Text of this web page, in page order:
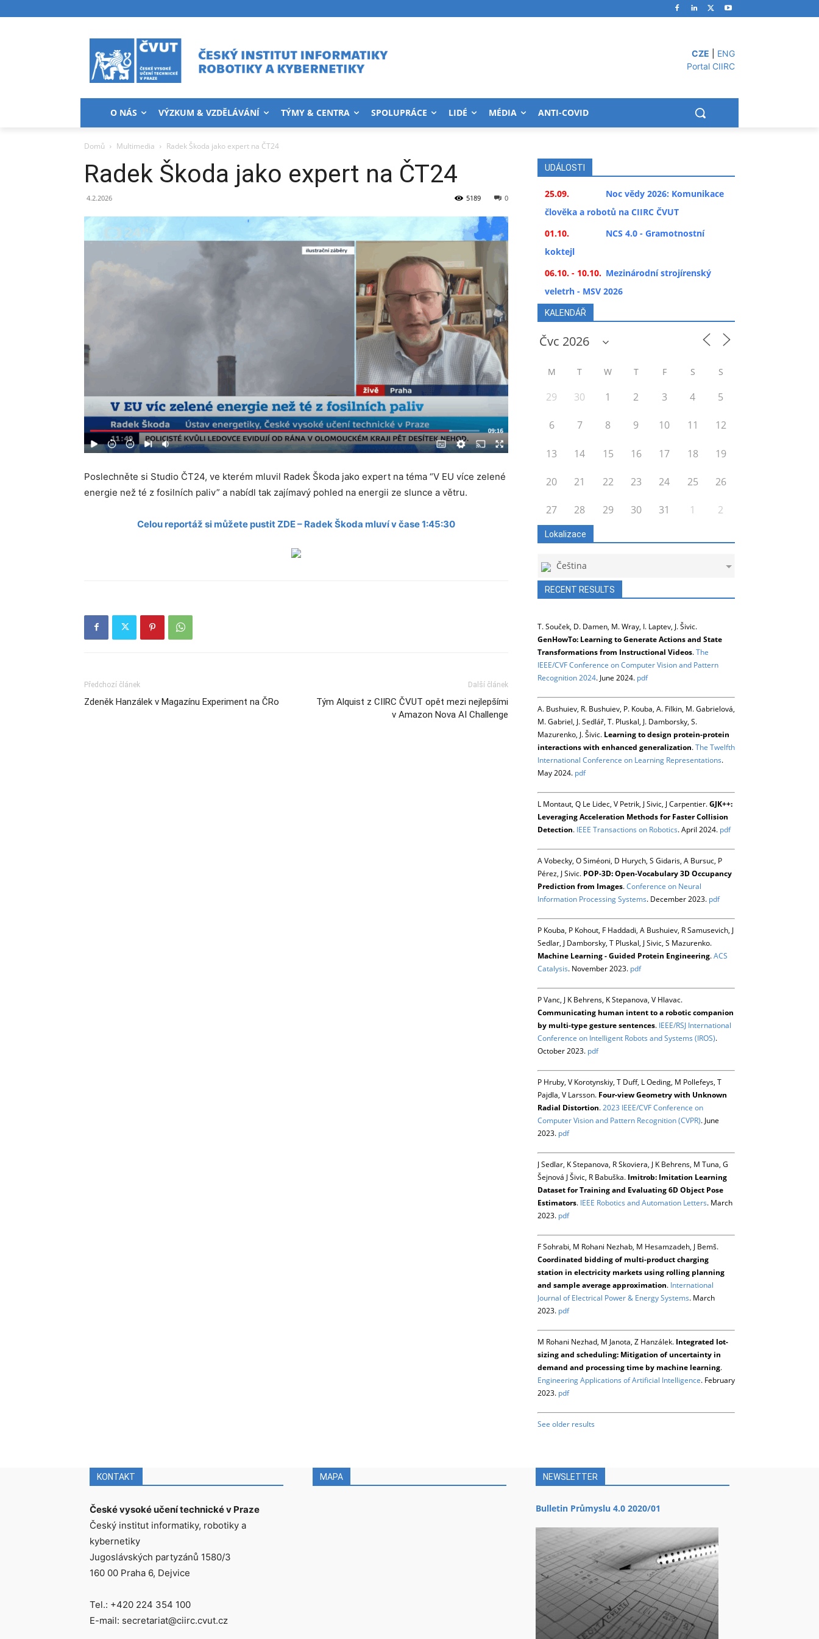
CZE
ENG
Portal CIIRC
O NÁS VÝZKUM & VZDĚLÁVÁNÍ TÝMY & CENTRA SPOLUPRÁCE LIDÉ MÉDIA ANTI-COVID
Domů Multimedia Radek Škoda jako expert na ČT24
Radek Škoda jako expert na ČT24
4.2.2026 0
5189
Poslechněte si Studio ČT24, ve kterém mluvil Radek Škoda jako expert na téma “V EU více zelené
energie než té z fosilních paliv” a nabídl tak zajímavý pohled na energii ze slunce a větru.
Celou reportáž si můžete pustit ZDE – Radek Škoda mluví v čase 1:45:30
Předchozí článek
Zdeněk Hanzálek v Magazínu Experiment na ČRo
Další článek
Tým Alquist z CIIRC ČVUT opět mezi nejlepšími
v Amazon Nova AI Challenge
UDÁLOSTI
25.09.
Noc vědy 2026: Komunikace
člověka a robotů na CIIRC ČVUT
01.10.
NCS 4.0 - Gramotnostní
koktejl
06.10. - 10.10. Mezinárodní strojírenský
veletrh - MSV 2026
KALENDÁŘ
M T W T F S S
29 30 1 2 3 4 5
6 7 8 9 10 11 12
13 14 15 16 17 18 19
20 21 22 23 24 25 26
27 28 29 30 31 1 2
Lokalizace
Čeština
RECENT RESULTS
T. Souček, D. Damen, M. Wray, I. Laptev, J. Šivic.
GenHowTo: Learning to Generate Actions and State
Transformations from Instructional Videos.The
IEEE/CVF Conference on Computer Vision and Pattern
Recognition 2024. June 2024. pdf
A. Bushuiev, R. Bushuiev, P. Kouba, A. Filkin, M. Gabrielová,
M. Gabriel, J. Sedlář, T. Pluskal, J. Damborsky, S.
Mazurenko, J. Šivic. Learning to design protein-protein
interactions with enhanced generalization.The Twelfth
International Conference on Learning Representations.
May 2024. pdf
L Montaut, Q Le Lidec, V Petrik, J Sivic, J Carpentier.GJK++:
Leveraging Acceleration Methods for Faster Collision
Detection. IEEE Transactions on Robotics. April 2024. pdf
A Vobecky, O Siméoni, D Hurych, S Gidaris, A Bursuc, P
Pérez, J Sivic. POP-3D: Open-Vocabulary 3D Occupancy
Prediction from Images.Conference on Neural
Information Processing Systems. December 2023. pdf
P Kouba, P Kohout, F Haddadi, A Bushuiev, R Samusevich, J
Sedlar, J Damborsky, T Pluskal, J Sivic, S Mazurenko.
Machine Learning - Guided Protein Engineering.ACS
Catalysis. November 2023. pdf
P Vanc, J K Behrens, K Stepanova, V Hlavac.
Communicating human intent to a robotic companion
by multi-type gesture sentences. IEEE/RSJ International
Conference on Intelligent Robots and Systems (IROS).
October 2023. pdf
P Hruby, V Korotynskiy, T Duff, L Oeding, M Pollefeys, T
Pajdla, V Larsson. Four-view Geometry with Unknown
Radial Distortion.2023 IEEE/CVF Conference on
Computer Vision and Pattern Recognition (CVPR). June
2023. pdf
J Sedlar, K Stepanova, R Skoviera, J K Behrens, M Tuna, G
Šejnová J Šivic, R Babuška. Imitrob: Imitation Learning
Dataset for Training and Evaluating 6D Object Pose
Estimators. IEEE Robotics and Automation Letters. March
2023. pdf
F Sohrabi, M Rohani Nezhab, M Hesamzadeh, J Bemš.
Coordinated bidding of multi-product charging
station in electricity markets using rolling planning
and sample average approximation. International
Journal of Electrical Power & Energy Systems. March
2023. pdf
M Rohani Nezhad, M Janota, Z Hanzálek. Integrated lot-
sizing and scheduling: Mitigation of uncertainty in
demand and processing time by machine learning.
Engineering Applications of Artificial Intelligence. February
2023. pdf
See older results
KONTAKT
České vysoké učení technické v Praze
Český institut informatiky, robotiky a
kybernetiky
Jugoslávských partyzánů 1580/3
160 00 Praha 6, Dejvice
Tel.: +420 224 354 100
E-mail: secretariat@ciirc.cvut.cz
MAPA NEWSLETTER
Bulletin Průmyslu 4.0 2020/01